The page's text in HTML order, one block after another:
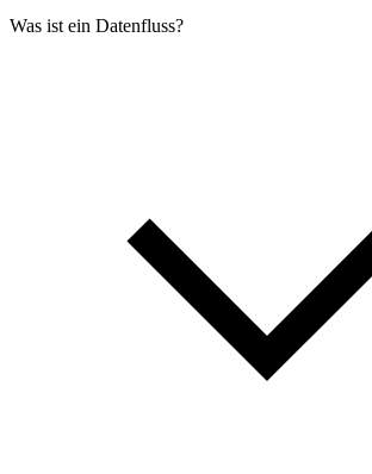
Was ist ein Datenfluss?